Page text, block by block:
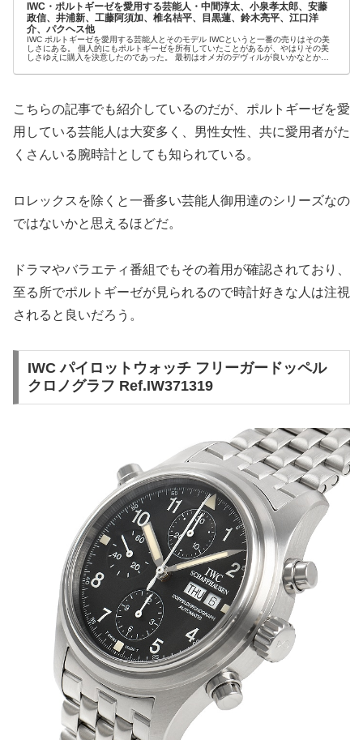
IWC・ポルトギーゼを愛用する芸能人・中間淳太、小泉孝太郎、安藤
政信、井浦新、工藤阿須加、椎名桔平、目黒蓮、鈴木亮平、江口洋
介、パクヘス他
IWC ポルトギーゼを愛用する芸能人とそのモデル IWCというと一番の売りはその美
しさにある。 個人的にもポルトギーゼを所有していたことがあるが、やはりその美
しさゆえに購入を決意したのであった。 最初はオメガのデヴィルが良いかなとか、
こちらの記事でも紹介しているのだが、ポルトギーゼを愛
用している芸能人は大変多く、男性女性、共に愛用者がた
くさんいる腕時計としても知られている。
ロレックスを除くと一番多い芸能人御用達のシリーズなの
ではないかと思えるほどだ。
ドラマやバラエティ番組でもその着用が確認されており、
至る所でポルトギーゼが見られるので時計好きな人は注視
されると良いだろう。
IWC パイロットウォッチ フリーガードッペル
クロノグラフ Ref.IW371319